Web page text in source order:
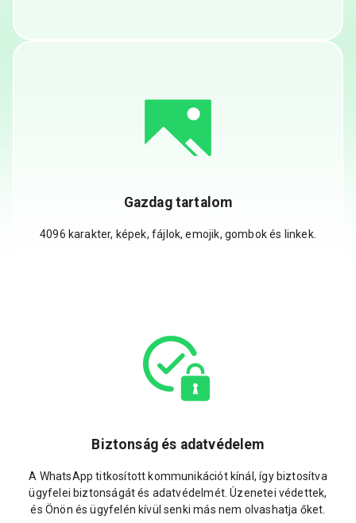
Gazdag tartalom
4096 karakter, képek, fájlok, emojik, gombok és linkek.
Biztonság és adatvédelem
A WhatsApp titkosított kommunikációt kínál, így biztosítva
ügyfelei biztonságát és adatvédelmét. Üzenetei védettek,
és Önön és ügyfelén kívül senki más nem olvashatja őket.